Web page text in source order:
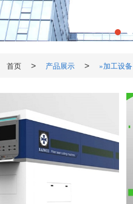
首页 > 产品展示 > »加工设备